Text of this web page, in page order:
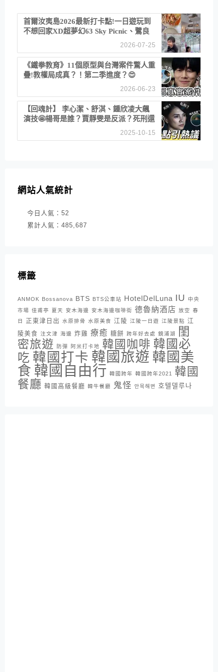
首爾汝夷島2026最新打卡點!一日遊玩到
不想回家XD超夢幻63 Sky Picnic、鷺良
津帝王蟹大餐、《淚之女王》拍攝地、漢
江公園免費玩水
2026-07-25
《鐵拳教育》11個原型與台灣案件驚人重
疊!教權局成真？！第二季進度？😍
2026-06-23
【回魂計】 李心潔、舒淇、鍾欣凌大飆
演技🤩楊哥是誰？賈靜雯是反派？死刑還
2025-10-15
網站人氣統計
今日人氣： 52
累計人氣： 485,687
標籤
ANMOK Bossanova BTS BTS公車站 HotelDelLuna IU
中央
市場 佳甫亭 夏天 安木海邊 安木海邊咖啡街 德魯納酒店 放空 春
日
正東津日出 水原排骨 水原美食 江陵 江陵一日遊 江陵景點 江
陵美食 注文津 海邊 炸雞 療癒 糖餅 跨年好去處 鏡浦湖
閨
密旅遊
防彈 阿米打卡地 韓國咖啡 韓國必
吃 韓國打卡 韓國旅遊 韓國美
食 韓國自由行 韓國跨年 韓國跨年2021
韓國
餐廳 韓國高級餐廳 韓牛餐廳 鬼怪 안목해변 호텔델루나